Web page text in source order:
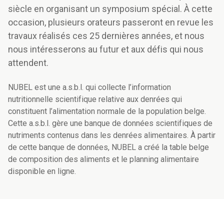
siècle en organisant un symposium spécial. À cette
occasion, plusieurs orateurs passeront en revue les
travaux réalisés ces 25 dernières années, et nous
nous intéresserons au futur et aux défis qui nous
attendent.
NUBEL est une a.s.b.l. qui collecte l’information
nutritionnelle scientifique relative aux denrées qui
constituent l’alimentation normale de la population belge.
Cette a.s.b.l. gère une banque de données scientifiques de
nutriments contenus dans les denrées alimentaires. À partir
de cette banque de données, NUBEL a créé la table belge
de composition des aliments et le planning alimentaire
disponible en ligne.